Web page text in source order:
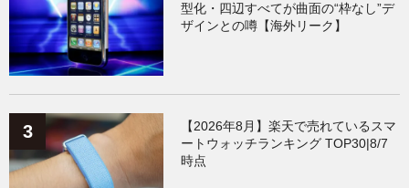
型化・四辺すべてが曲面の“枠なし”デ
ザインとの噂【海外リーク】
【2026年8月】楽天で売れているスマ
ートウォッチランキング TOP30|8/7
時点